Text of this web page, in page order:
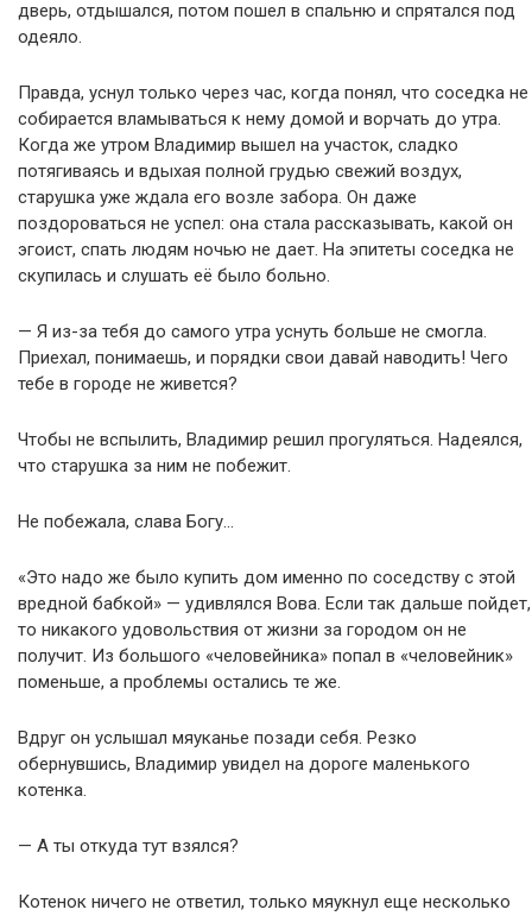
дверь, отдышался, потом пошел в спальню и спрятался под
одеяло.
Правда, уснул только через час, когда понял, что соседка не
собирается вламываться к нему домой и ворчать до утра.
Когда же утром Владимир вышел на участок, сладко
потягиваясь и вдыхая полной грудью свежий воздух,
старушка уже ждала его возле забора. Он даже
поздороваться не успел: она стала рассказывать, какой он
эгоист, спать людям ночью не дает. На эпитеты соседка не
скупилась и слушать её было больно.
— Я из-за тебя до самого утра уснуть больше не смогла.
Приехал, понимаешь, и порядки свои давай наводить! Чего
тебе в городе не живется?
Чтобы не вспылить, Владимир решил прогуляться. Надеялся,
что старушка за ним не побежит.
Не побежала, слава Богу…
«Это надо же было купить дом именно по соседству с этой
вредной бабкой» — удивлялся Вова. Если так дальше пойдет,
то никакого удовольствия от жизни за городом он не
получит. Из большого «человейника» попал в «человейник»
поменьше, а проблемы остались те же.
Вдруг он услышал мяуканье позади себя. Резко
обернувшись, Владимир увидел на дороге маленького
котенка.
— А ты откуда тут взялся?
Котенок ничего не ответил, только мяукнул еще несколько